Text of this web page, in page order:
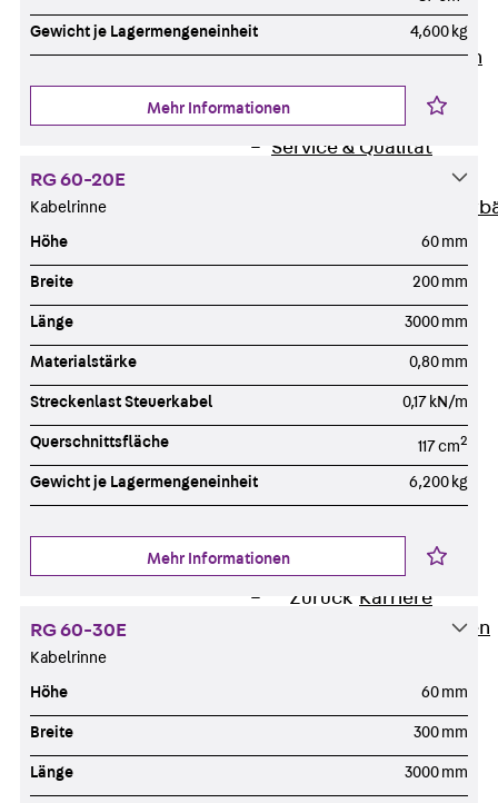
Unternehmen
Zurück Unternehmen
Über PohlCon
Werte & Philosophie
Service & Qualität
Mitgliedschaften &
Zurück Aktuelles
Zurück Kontakt
Technische Beratung
Newsletter
Presse
Karriere
Zurück Karriere
Stellenausschreibungen
Gewicht je Lagermengeneinheit 4,600 kg
Mehr Informationen
RG 60-20E
Kabelrinne
Höhe 60 mm
Breite 200 mm
Länge 3000 mm
Materialstärke 0,80 mm
Streckenlast Steuerkabel 0,17 kN/m
Querschnittsfläche 117 cm2
Gewicht je Lagermengeneinheit 6,200 kg
Mehr Informationen
RG 60-30E
Kabelrinne
Höhe 60 mm
Breite 300 mm
Länge 3000 mm